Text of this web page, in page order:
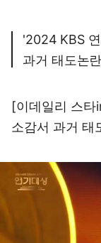
'2024 KBS
과거 태도논
[이데일리 스
소감서 과거 태